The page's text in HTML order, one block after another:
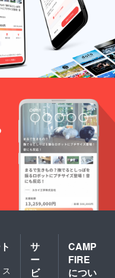
2026年
1月以降
の利用
開始日
から
12ヵ月
提供方
法：ク
ラウド
ディン
グ終了
後、
メール
にて詳
細をお
送りい
たしま
す。備
メール
アドレ
スのご
お願い
しま
ス
サ
ー
ビ
CAMP
FIRE
につい